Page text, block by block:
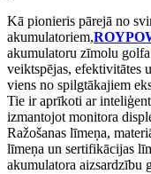
Kā pionieris pārejā no
akumulatoriem,
akumulatoru zīmolu
veiktspējas, efektivitātes
viens no spilgtākajiem
Tie ir aprīkoti ar
izmantojot monitora
Ražošanas līmeņa,
līmeņa un sertifikācijas
akumulatora aizsardzību